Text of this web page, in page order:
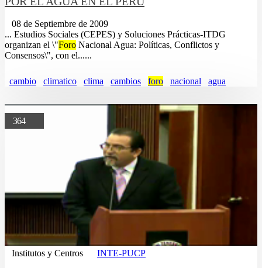
08 de Septiembre de 2009
... Estudios Sociales (CEPES) y Soluciones Prácticas-ITDG
organizan el \"Foro Nacional Agua: Políticas, Conflictos y
Consensos\", con el......
cambio climatico clima cambios foro nacional agua
364
Institutos y Centros INTE-PUCP